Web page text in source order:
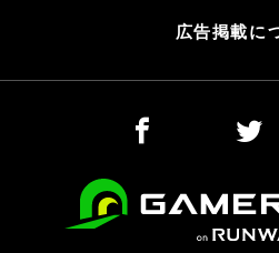
広告掲載に